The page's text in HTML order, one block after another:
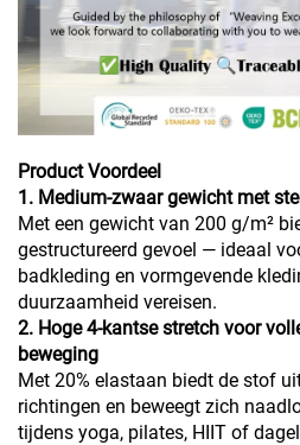
Product Voordeel
1. Medium-zwaar gewicht met
Met een gewicht van 200 g/m²
gestructureerd gevoel — ideaal
badkleding en vormgevende
duurzaamheid vereisen.
2. Hoge 4-kantse stretch voor
beweging
Met 20% elastaan biedt de stof
richtingen en beweegt zich
tijdens yoga, pilates, HIIT of